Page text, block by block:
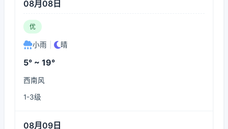
08月08日
优
小雨 晴
5° ~ 19°
西南风
1-3级
08月09日